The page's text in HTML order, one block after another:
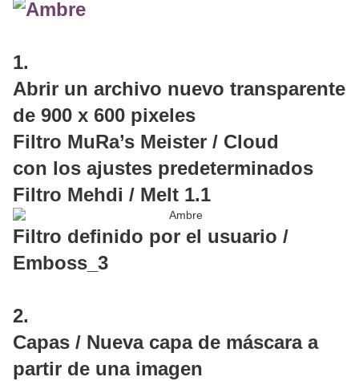
1.
Abrir un archivo nuevo transparente
de 900 x 600 pixeles
Filtro MuRa’s Meister / Cloud
con los ajustes predeterminados
Filtro Mehdi / Melt 1.1
Filtro definido por el usuario /
Emboss_3
2.
Capas / Nueva capa de máscara a
partir de una imagen